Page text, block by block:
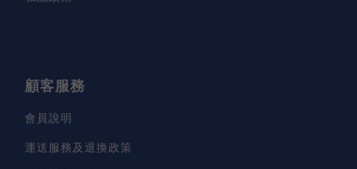
顧客服務
會員說明
運送服務及退換政策